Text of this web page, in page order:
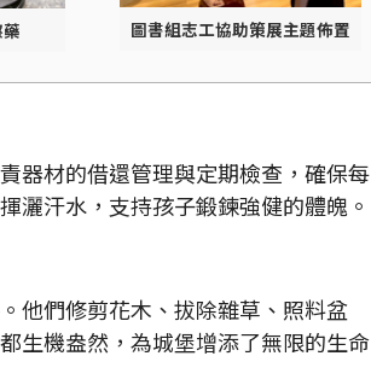
圖書組志工協助策展主題佈置
材的借還管理與定期檢查，確保每
灑汗水，支持孩子鍛鍊強健的體魄。
們修剪花木、拔除雜草、照料盆
生機盎然，為城堡增添了無限的生命